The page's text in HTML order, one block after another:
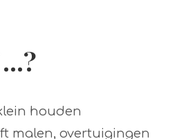
houden
malen, overtuigingen